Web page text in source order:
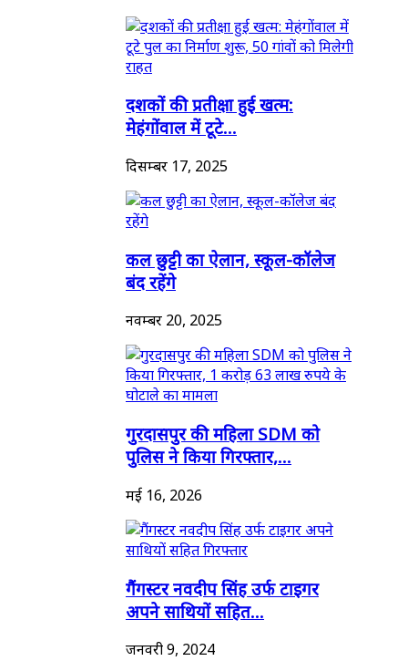
दशकों की प्रतीक्षा हुई खत्म:
मेहंगोंवाल में टूटे...
दिसम्बर 17, 2025
कल छुट्टी का ऐलान, स्कूल-कॉलेज
बंद रहेंगे
नवम्बर 20, 2025
गुरदासपुर की महिला SDM को
पुलिस ने किया गिरफ्तार,...
मई 16, 2026
गैंगस्टर नवदीप सिंह उर्फ टाइगर
अपने साथियों सहित...
जनवरी 9, 2024